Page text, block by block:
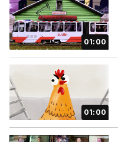
01:00
01:00